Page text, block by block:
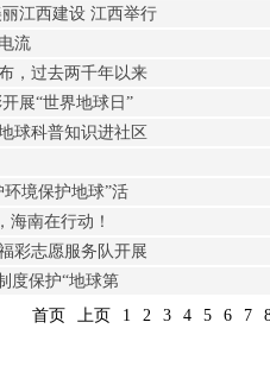
江西建设 江西举行
流
，过去两千年以来
展“世界地球日”
球科普知识进社区
境保护地球”活
海南在行动！
彩志愿服务队开展
度保护“地球第
首页
上页 1 2 3 4 5 6 7